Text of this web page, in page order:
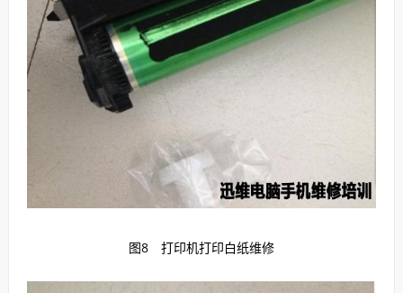
图8 打印机打印白纸维修